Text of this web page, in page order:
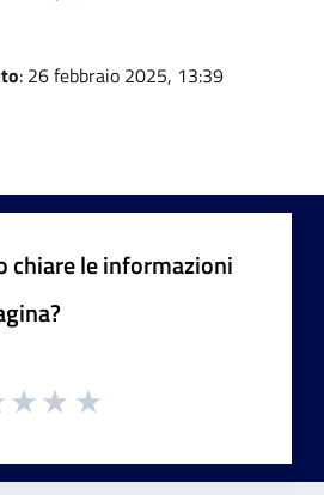
: 26 febbraio 2025, 13:39
chiare le informazioni